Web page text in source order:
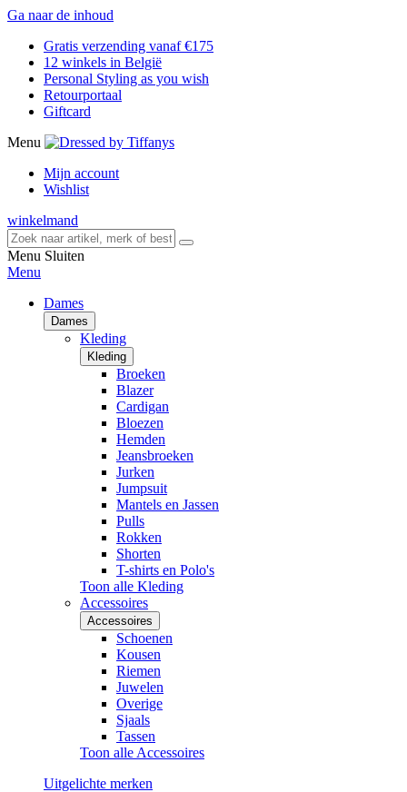
Ga naar de inhoud
Gratis verzending vanaf €175
12 winkels in België
Personal Styling as you wish
Retourportaal
Giftcard
Menu
Mijn account
Wishlist
winkelmand
Menu Sluiten
Menu
Dames
Dames
Kleding
Kleding
Broeken
Blazer
Cardigan
Bloezen
Hemden
Jeansbroeken
Jurken
Jumpsuit
Mantels en Jassen
Pulls
Rokken
Shorten
T-shirts en Polo's
Toon alle Kleding
Accessoires
Accessoires
Schoenen
Kousen
Riemen
Juwelen
Overige
Sjaals
Tassen
Toon alle Accessoires
Uitgelichte merken